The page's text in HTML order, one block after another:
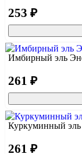
253 ₽
Имбирный эль
261 ₽
Куркуминный
261 ₽